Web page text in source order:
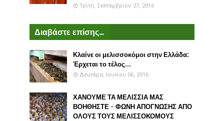
Τρίτη, Σεπτεμβρίου 27, 2016
Διαβάστε επίσης...
Κλαίνε οι μελισσοκόμοι στην Ελλάδα:
Έρχεται το τέλος...
Δευτέρα, Ιουνίου 06, 2016
ΧΑΝΟΥΜΕ ΤΑ ΜΕΛΙΣΣΙΑ ΜΑΣ
ΒΟΗΘΗΣΤΕ - ΦΩΝΗ ΑΠΟΓΝΩΣΗΣ ΑΠΟ
ΟΛΟΥΣ ΤΟΥΣ ΜΕΛΙΣΣΟΚΟΜΟΥΣ